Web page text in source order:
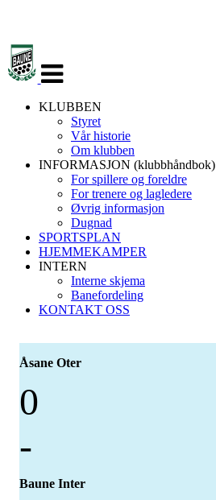
navigasjon
KLUBBEN
Styret
Vår historie
Om klubben
INFORMASJON (klubbhåndbok)
For spillere og foreldre
For trenere og lagledere
Øvrig informasjon
Dugnad
SPORTSPLAN
HJEMMEKAMPER
INTERN
Interne skjema
Banefordeling
KONTAKT OSS
Åsane Oter
0
-
Baune Inter